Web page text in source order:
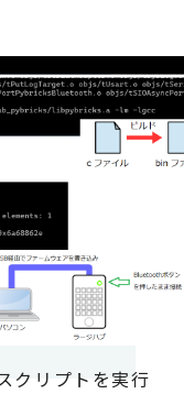
クリプトを実行